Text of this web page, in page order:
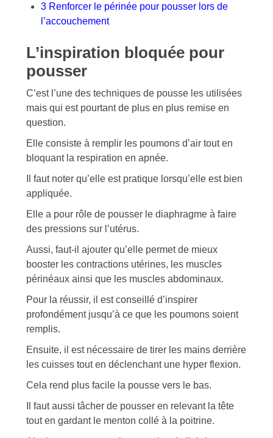
3 Renforcer le périnée pour pousser lors de
l’accouchement
L’inspiration bloquée pour
pousser
C’est l’une des techniques de pousse les utilisées
mais qui est pourtant de plus en plus remise en
question.
Elle consiste à remplir les poumons d’air tout en
bloquant la respiration en apnée.
Il faut noter qu’elle est pratique lorsqu’elle est bien
appliquée.
Elle a pour rôle de pousser le diaphragme à faire
des pressions sur l’utérus.
Aussi, faut-il ajouter qu’elle permet de mieux
booster les contractions utérines, les muscles
périnéaux ainsi que les muscles abdominaux.
Pour la réussir, il est conseillé d’inspirer
profondément jusqu’à ce que les poumons soient
remplis.
Ensuite, il est nécessaire de tirer les mains derrière
les cuisses tout en déclenchant une hyper flexion.
Cela rend plus facile la pousse vers le bas.
Il faut aussi tâcher de pousser en relevant la tête
tout en gardant le menton collé à la poitrine.